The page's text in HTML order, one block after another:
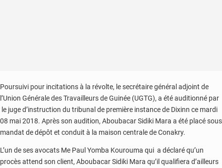
Poursuivi pour incitations à la révolte, le secrétaire général adjoint de
l’Union Générale des Travailleurs de Guinée (UGTG), a été auditionné par
le juge d’instruction du tribunal de première instance de Dixinn ce mardi
08 mai 2018. Après son audition, Aboubacar Sidiki Mara a été placé sous
mandat de dépôt et conduit à la maison centrale de Conakry.
L’un de ses avocats Me Paul Yomba Kourouma qui a déclaré qu’un
procès attend son client, Aboubacar Sidiki Mara qu’il qualifiera d’ailleurs